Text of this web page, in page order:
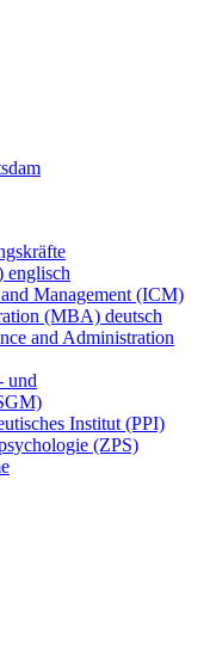
englisch
Management (ICM)
(MBA) deutsch
and Administration
und
Institut (PPI)
(ZPS)